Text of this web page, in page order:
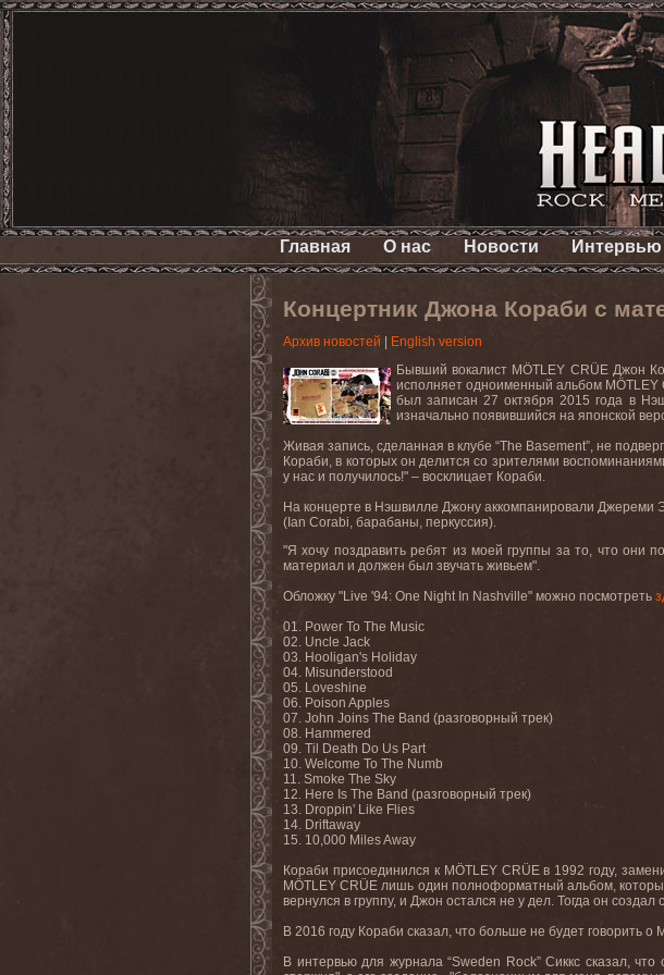
Главная О нас Новости Интервью
Концертник Джона Кораби с
Архив новостей
English version
Бывший вокалист MÖTLEY CRÜ E Джон
исполняет одноименный альбом MÖTLEY
был записан 27 октября 2015 года в
изначально появившийся на японской
Живая запись, сделанная в клубе “The Basement”, не
Кораби, в которых он делится со зрителями
у нас и получилось!" – восклицает Кораби.
На концерте в Нэшвилле Джону аккомпанировали Джереми
( Ian Corabi, барабаны, перкуссия).
"Я хочу поздравить ребят из моей группы за то, что они
материал и должен был звучать живьем".
Обложку "Live '94: One Night In Nashville" можно посмотреть
01. Power To The Music
02. Uncle Jack
03. Hooligan's Holiday
04. Misunderstood
05. Loveshine
06. Poison Apples
07. John Joins The Band (разговорный трек)
08. Hammered
09. Til Death Do Us Part
10. Welcome To The Numb
11. Smoke The Sky
12. Here Is The Band (разговорный трек)
13. Droppin' Like Flies
14. Driftaway
15. 10,000 MilesAway
Кораби присоединился к MÖTLEY CRÜE в 1992 году,
MÖTLEY CRÜE лишь один полноформатный альбом,
вернулся в группу, и Джон остался не у дел. Тогда он
В 2016 году Кораби сказал, что больше не будет говорить
В интервью для журнала “Sweden Rock” Сиккс сказал,